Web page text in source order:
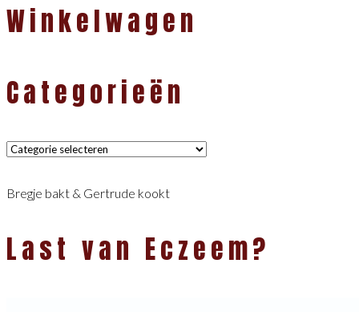
Winkelwagen
Categorieën
Categorieën
Bregje bakt & Gertrude kookt
Last van Eczeem?